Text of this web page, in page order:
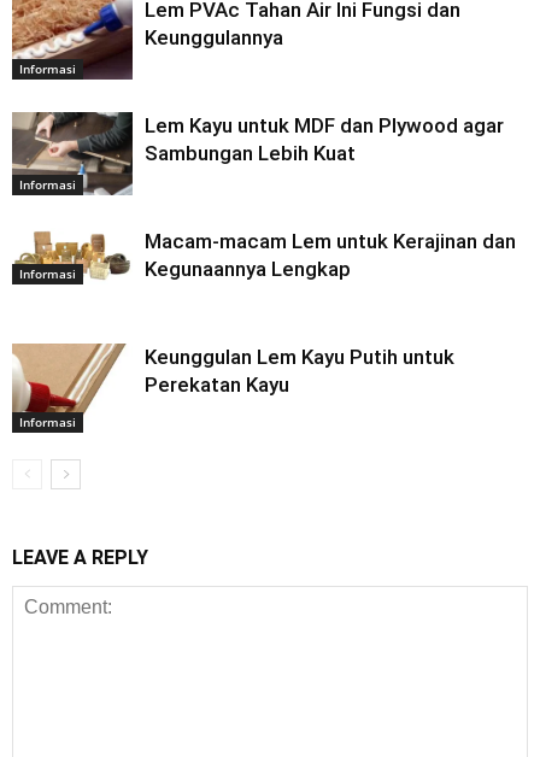
Informasi
Lem PVAc Tahan Air Ini Fungsi dan
Keunggulannya
Informasi
Lem Kayu untuk MDF dan Plywood agar
Sambungan Lebih Kuat
Informasi
Macam-macam Lem untuk Kerajinan dan
Kegunaannya Lengkap
Informasi
Keunggulan Lem Kayu Putih untuk
Perekatan Kayu
LEAVE A REPLY